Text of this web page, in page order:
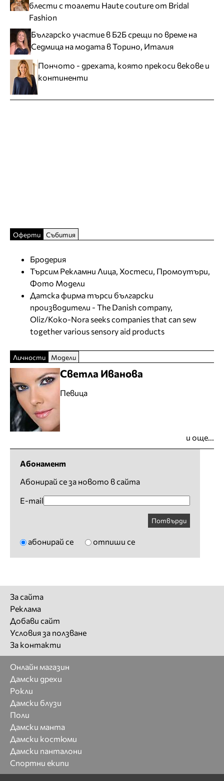
блести с тоалети Haute couture от Bridal
Fashion
Българско участие в Б2Б срещи по време на
Седмица на модата в Торино, Италия
Пончото - дрехата, която прекоси векове и
континенти
Оферти Събития
Бродерия
Търсим Рекламни Лица, Хостеси, Промоутъри,
Фото Модели
Датска фирма търси български
производители - The Danish company,
Oliz/Koko-Nora seeks companies that can sew
together various sensory aid products
Личности Модели
Светла Иванова
Певица
и още...
Абонамент
Абонирай се за новото в сайта
E-mail
Потвърди
абонирай се отпиши се
За сайта
Реклама
Добави сайт
Условия за ползване
За контакти
Онлайн магазин
Дамски дрехи
Рокли
Дамски блузи
Поли
Дамски манта
Дамски костюми
Дамски панталони
Спортни екипи